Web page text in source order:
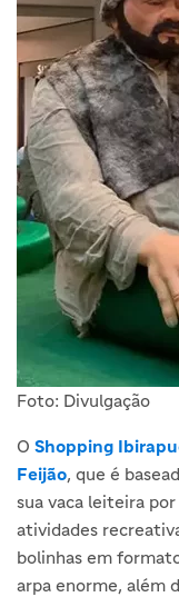
Foto: Divulgação
O Shopping
Feijão, que é
sua vaca leiteira
atividades
bolinhas em
arpa enorme, além